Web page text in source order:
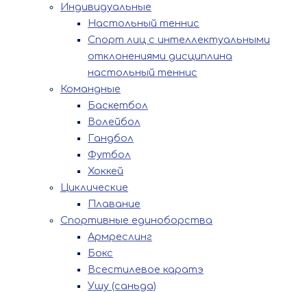
Индивидуальные
Настольный теннис
Спорт лиц с интеллектуальными
отклонениями дисциплина
настольный теннис
Командные
Баскетбол
Волейбол
Гандбол
Футбол
Хоккей
Циклические
Плавание
Спортивные единоборства
Армреслинг
Бокс
Всестилевое каратэ
Ушу (саньда)